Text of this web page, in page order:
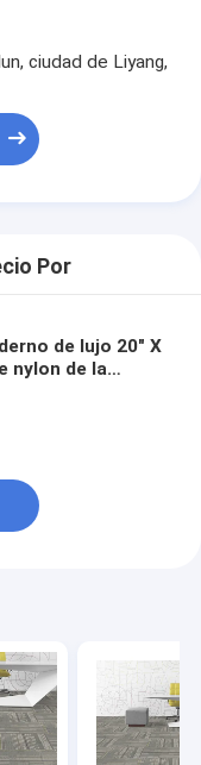
ciudad de Liyang,
Por
de lujo 20" X
nylon de la